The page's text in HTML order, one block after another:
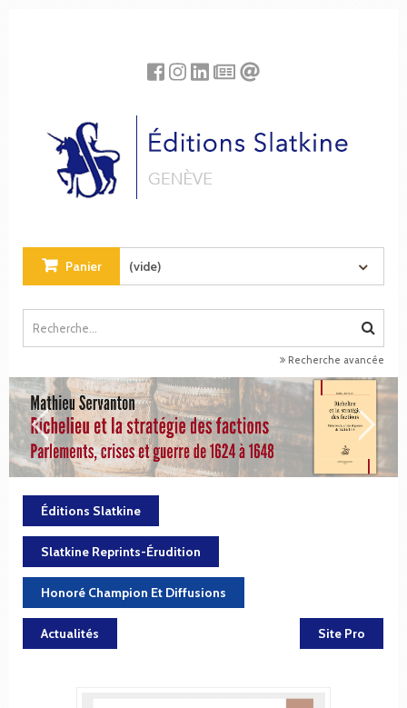
Panier (vide)
Recherche avancée
Éditions Slatkine
Slatkine Reprints-Érudition
Honoré Champion Et Diffusions
Actualités Site Pro